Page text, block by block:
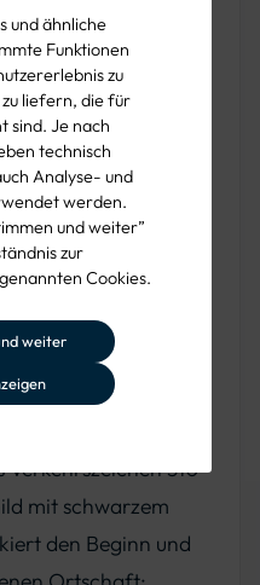
und ähnliche
Funktionen
zu
liefern, die für
sind. Je nach
technisch
Analyse- und
werden.
und weiter”
zur
Cookies.
weiter
Sie spielen
der
und der
Im Folgenden
zu den
ihrer
und
310
mit schwarzem
den Beginn und